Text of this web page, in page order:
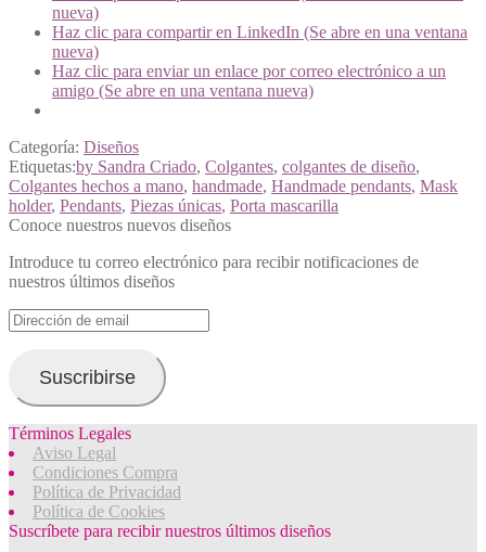
nueva)
Haz clic para compartir en LinkedIn (Se abre en una ventana
nueva)
Haz clic para enviar un enlace por correo electrónico a un
amigo (Se abre en una ventana nueva)
Categoría: Diseños
Etiquetas:by Sandra Criado, Colgantes, colgantes de diseño,
Colgantes hechos a mano, handmade, Handmade pendants, Mask
holder, Pendants, Piezas únicas, Porta mascarilla
Conoce nuestros nuevos diseños
Introduce tu correo electrónico para recibir notificaciones de
nuestros últimos diseños
Dirección
de
Suscribirse
Términos Legales
Aviso Legal
Condiciones Compra
Política de Privacidad
Política de Cookies
Suscríbete para recibir nuestros últimos diseños